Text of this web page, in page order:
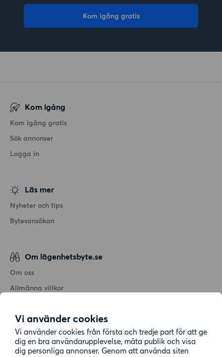
Vi använder cookies
Vi använder cookies från första och tredje part för att ge
dig en bra användarupplevelse, mäta publik och visa
dig personliga annonser. Genom att använda siten
Kom igång gratis
Kom igång
Kom igång gratis
Sök annonser
Logga in
Läs mer
Nyheter och tips
Bytesansökan
Om lägenhetsbyte.se
Om oss
Allmänna villkor
Cookiepolicy
Sitemap